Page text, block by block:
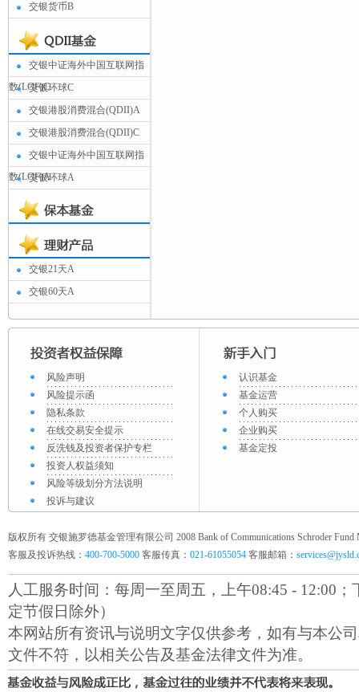
交银货币B
交银中证海外中国互联网指
数(LOF)C交银环球C
交银港股消费混合(QDII)A
交银港股消费混合(QDII)C
交银中证海外中国互联网指
数(LOF)A交银环球A
交银21天A
交银60天A
风险声明
风险提示函
隐私条款
在线交易安全提示
反洗钱及投资者保护专栏
投资人权益须知
风险等级划分方法说明
投诉与建议
认识基金
基金运营
个人购买
企业购买
基金定投
版权所有 交银施罗德基金管理有限公司 2008 Bank of Communications Schroder Fund
客服及投诉热线： 400-700-5000 客服传真： 021-61055054 客服邮箱：
人工服务时间：每周一至周五，上午08:45 - 12:00；
定节假日除外）
本网站所有资讯与说明文字仅供参考，如有与本公
文件不符，以相关公告及基金法律文件为准。